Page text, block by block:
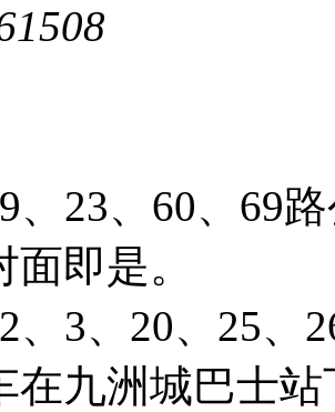
、23、60、69
即是。
、3、20、25、
在九洲城巴士站